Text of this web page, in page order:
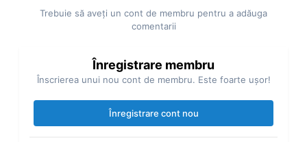
Trebuie să aveţi un cont de membru pentru a adăuga
comentarii
Înregistrare membru
Înscrierea unui nou cont de membru. Este foarte uşor!
Înregistrare cont nou